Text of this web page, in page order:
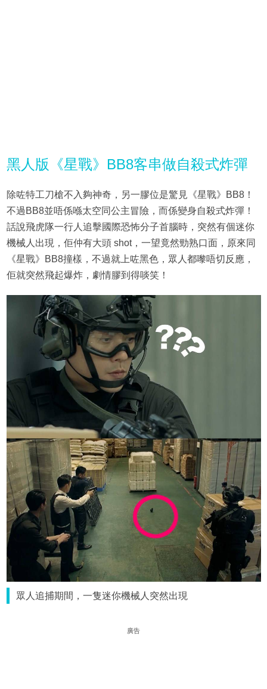
黑人版《星戰》BB8客串做自殺式炸彈
除咗特工刀槍不入夠神奇，另一膠位是驚見《星戰》BB8！
不過BB8並唔係喺太空同公主冒險，而係變身自殺式炸彈！
話說飛虎隊一行人追擊國際恐怖分子首腦時，突然有個迷你
機械人出現，佢仲有大頭 shot，一望竟然勁熟口面，原來同
《星戰》BB8撞樣，不過就上咗黑色，眾人都嚟唔切反應，
佢就突然飛起爆炸，劇情膠到得啖笑！
眾人追捕期間，一隻迷你機械人突然出現
廣告